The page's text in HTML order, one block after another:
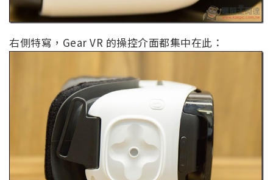
右側特寫，Gear VR 的操控介面都集中在此：